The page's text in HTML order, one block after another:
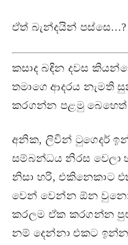
ඒත් බැන්දයින් පස්සෙ…?
කසාද බඳින දවස
තමාගෙ ආදරය නැමති
කරගන්න පළමු බෙහෙත්
අනික, ලිවින් ටුගෙදර්
සම්බන්ධය නිරස වෙලා
නිසා හරි, එකිනෙකාට
වෙන් වෙන්න ඕන
කරලම ඒක කරගන්න
නම් දෙන්නා එකට